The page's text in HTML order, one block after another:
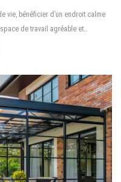
vie, bénéficier d’un endroit calme
de travail agréable et…